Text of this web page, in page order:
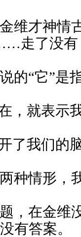
维才神情
走了没有
的“它”是
，就表示
了我们的
种情形，
，在金维
有答案。